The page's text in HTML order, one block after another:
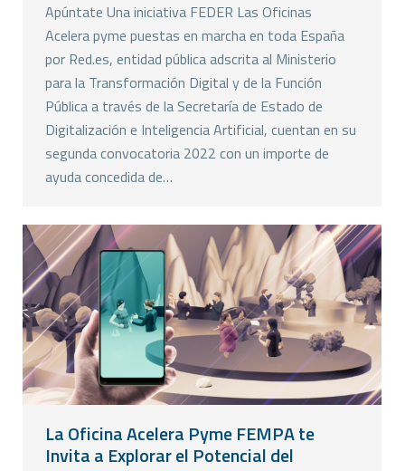
Apúntate Una iniciativa FEDER Las Oficinas
Acelera pyme puestas en marcha en toda España
por Red.es, entidad pública adscrita al Ministerio
para la Transformación Digital y de la Función
Pública a través de la Secretaría de Estado de
Digitalización e Inteligencia Artificial, cuentan en su
segunda convocatoria 2022 con un importe de
ayuda concedida de…
La Oficina Acelera Pyme FEMPA te
Invita a Explorar el Potencial del